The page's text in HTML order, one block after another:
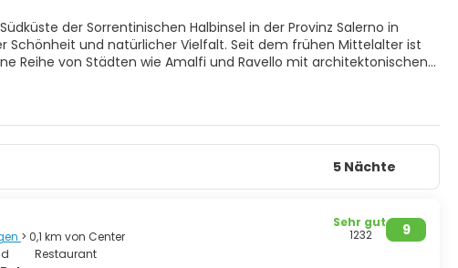
der Sorrentinischen Halbinsel in der Provinz Salerno in
Schönheit und natürlicher Vielfalt. Seit dem frühen Mittelalter ist
Reihe von Städten wie Amalfi und Ravello mit architektonischen
verbundenen Kirchen, einer Krypta, einer Treppe, einem
besteht.
5 Nächte
> 0,1 km von Center 9
Sehr gut
1232
Restaurant